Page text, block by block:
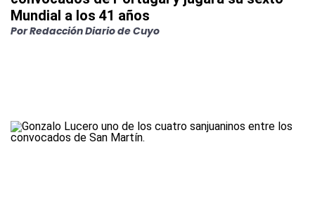
Mundial a los 41 años
Por Redacción Diario de Cuyo